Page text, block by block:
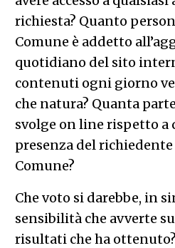
richiesta? Quanto
Comune è addetto
quotidiano del sito
contenuti ogni giorno
che natura? Quanta
svolge on line rispetto a
presenza del
Comune?
Che voto si darebbe, in
sensibilità che avverte
risultati che ha